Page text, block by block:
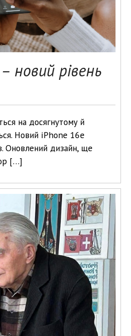
новий рівень
на досягнутому й
Новий iPhone 16e
Оновлений дизайн, ще
[…]